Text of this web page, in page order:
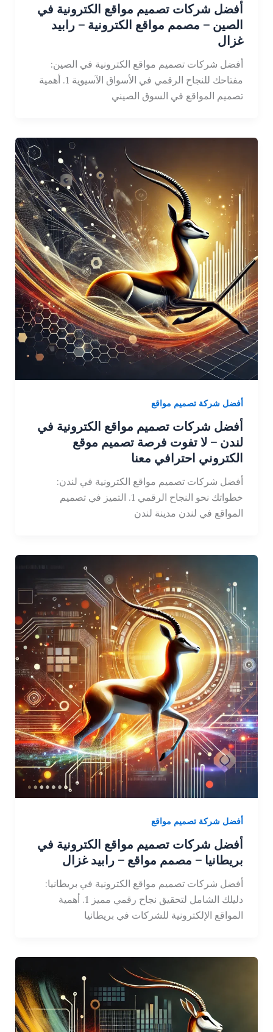
أفضل شركات تصميم مواقع الكترونية في
الصين – مصمم مواقع الكترونية – رابيد
غزال
أفضل شركات تصميم مواقع الكترونية في الصين:
مفتاحك للنجاح الرقمي في الأسواق الآسيوية 1. أهمية
تصميم المواقع في السوق الصيني
أفضل شركة تصميم مواقع
أفضل شركات تصميم مواقع الكترونية في
لندن – لا تفوت فرصة تصميم موقع
الكتروني احترافي معنا
أفضل شركات تصميم مواقع الكترونية في لندن:
خطواتك نحو النجاح الرقمي 1. التميز في تصميم
المواقع في لندن مدينة لندن
أفضل شركة تصميم مواقع
أفضل شركات تصميم مواقع الكترونية في
بريطانيا – مصمم مواقع – رابيد غزال
أفضل شركات تصميم مواقع الكترونية في بريطانيا:
دليلك الشامل لتحقيق نجاح رقمي مميز 1. أهمية
المواقع الإلكترونية للشركات في بريطانيا